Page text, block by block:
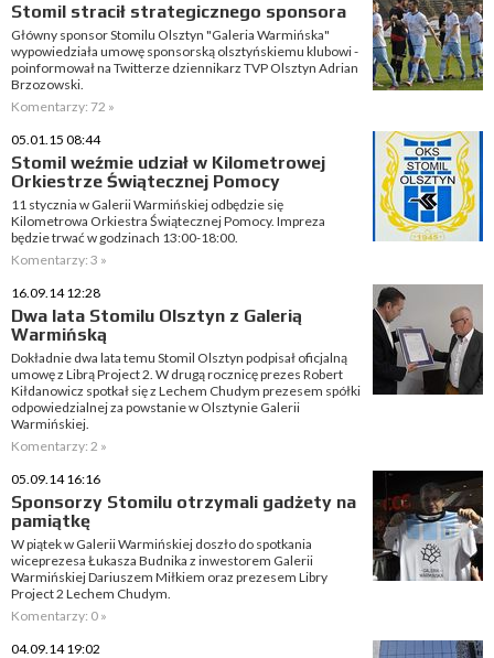
Stomil stracił strategicznego sponsora
Główny sponsor Stomilu Olsztyn "Galeria Warmińska"
wypowiedziała umowę sponsorską olsztyńskiemu klubowi -
poinformował na Twitterze dziennikarz TVP Olsztyn Adrian
Brzozowski.
Komentarzy: 72 »
05.01.15 08:44
Stomil weźmie udział w Kilometrowej
Orkiestrze Świątecznej Pomocy
11 stycznia w Galerii Warmińskiej odbędzie się
Kilometrowa Orkiestra Świątecznej Pomocy. Impreza
będzie trwać w godzinach 13:00-18:00.
Komentarzy: 3 »
16.09.14 12:28
Dwa lata Stomilu Olsztyn z Galerią
Warmińską
Dokładnie dwa lata temu Stomil Olsztyn podpisał oficjalną
umowę z Librą Project 2. W drugą rocznicę prezes Robert
Kiłdanowicz spotkał się z Lechem Chudym prezesem spółki
odpowiedzialnej za powstanie w Olsztynie Galerii
Warmińskiej.
Komentarzy: 2 »
05.09.14 16:16
Sponsorzy Stomilu otrzymali gadżety na
pamiątkę
W piątek w Galerii Warmińskiej doszło do spotkania
wiceprezesa Łukasza Budnika z inwestorem Galerii
Warmińskiej Dariuszem Miłkiem oraz prezesem Libry
Project 2 Lechem Chudym.
Komentarzy: 0 »
04.09.14 19:02